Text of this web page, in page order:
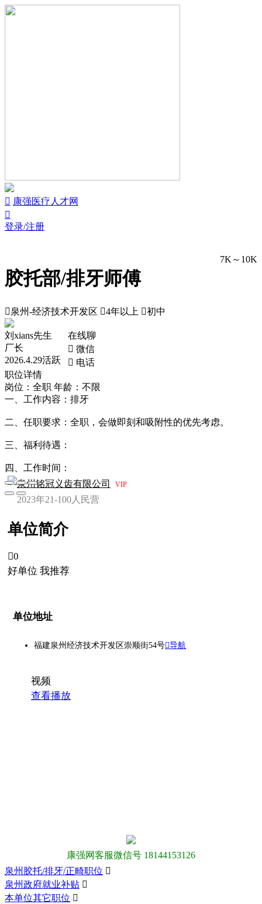
 康强医疗人才网

登录/注册
胶托部/排牙师傅
7K～10K
泉州-经济技术开发区 4年以上 初中
刘xians先生
厂长
2026.4.29活跃
在线聊
 微信
 电话
职位详情
岗位：全职 年龄：不限
一、工作内容：排牙
二、任职要求：全职，会做即刻和吸附性的优先考虑。
三、福利待遇：
四、工作时间：
泉州铭冠义齿有限公司
VIP
2023年21-100人 民营
单位简介
0
好单位 我推荐
单位地址
福建泉州经济技术开发区崇顺街54号导航
视频
查看播放
康强网客服微信号 18144153126
泉州胶托/排牙/正畸职位 
泉州政府就业补贴 
本单位其它职位 